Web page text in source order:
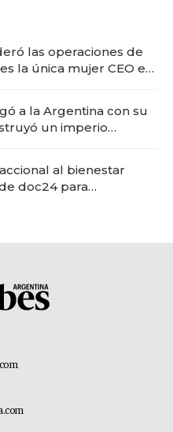
las operaciones de
la única mujer CEO en
a la Argentina con su
un imperio
al bienestar
doc24 para